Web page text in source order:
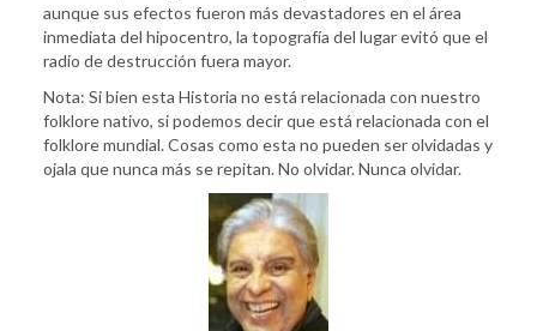
aunque sus efectos fueron más devastadores en el área
inmediata del hipocentro, la topografía del lugar evitó que el
radio de destrucción fuera mayor.
Nota: Si bien esta Historia no está relacionada con nuestro
folklore nativo, si podemos decir que está relacionada con el
folklore mundial. Cosas como esta no pueden ser olvidadas y
ojala que nunca más se repitan. No olvidar. Nunca olvidar.